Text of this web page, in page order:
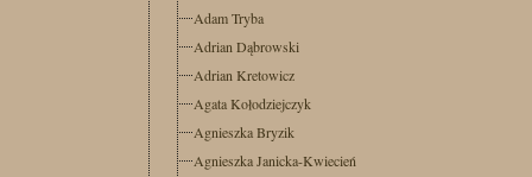
Adam Tryba
Adrian Dąbrowski
Adrian Kretowicz
Agata Kołodziejczyk
Agnieszka Bryzik
Agnieszka Janicka-Kwiecień